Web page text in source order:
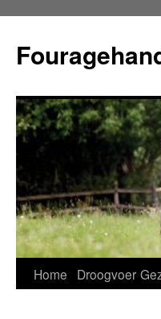
de
inhoud
Home Droogvoer